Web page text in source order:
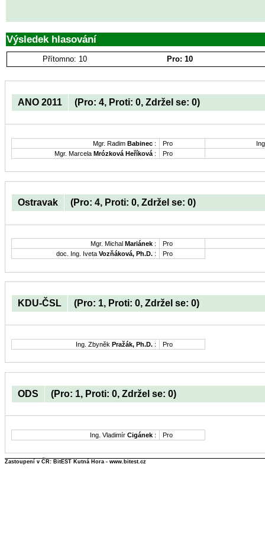
Výsledek hlasování
Přítomno: 10 Pro: 10
ANO 2011 (Pro: 4, Proti: 0, Zdržel se: 0)
Mgr. Radim Babinec : Pro
Mgr. Marcela Mrózková Heříková : Pro
Ostravak (Pro: 4, Proti: 0, Zdržel se: 0)
Mgr. Michal Mariánek :
Pro
doc. Ing. Iveta Vozňáková, Ph.D. : Pro
KDU-ČSL (Pro: 1, Proti: 0, Zdržel se: 0)
Ing. Zbyněk Pražák, Ph.D. : Pro
ODS (Pro: 1, Proti: 0, Zdržel se: 0)
Ing. Vladimír Cigánek : Pro
Zastoupení v ČR: BitEST Kutná Hora - www.bitest.cz